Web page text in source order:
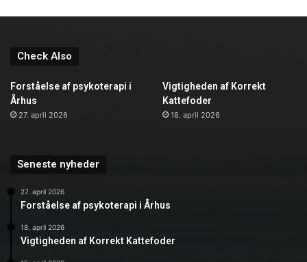
Check Also
Forståelse af psykoterapi i
Århus
27. april 2026
Vigtigheden af Korrekt
Kattefoder
18. april 2026
Seneste nyheder
27. april 2026
Forståelse af psykoterapi i Århus
18. april 2026
Vigtigheden af Korrekt Kattefoder